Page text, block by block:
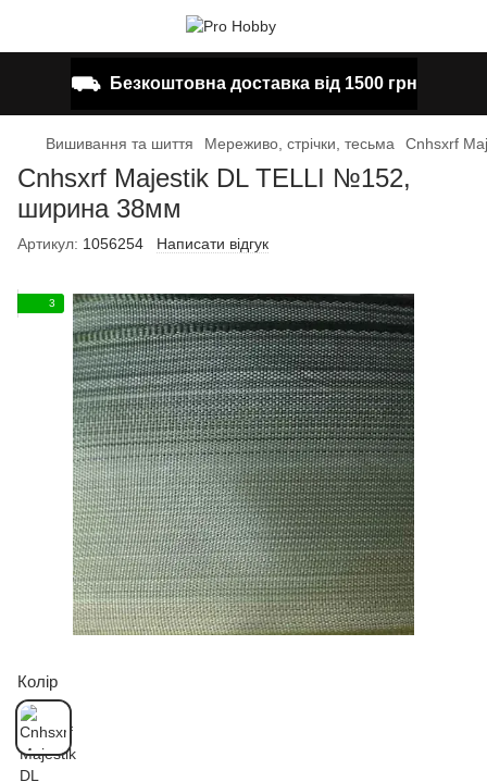
⛟ Безкоштовна доставка від 1500 грн
Вишивання та шиття Мереживо, стрічки, тесьма Cnhsxrf
Cnhsxrf Majestik DL TELLI №152,
ширина 38мм
Артикул: 1056254 Написати відгук
3
Колір